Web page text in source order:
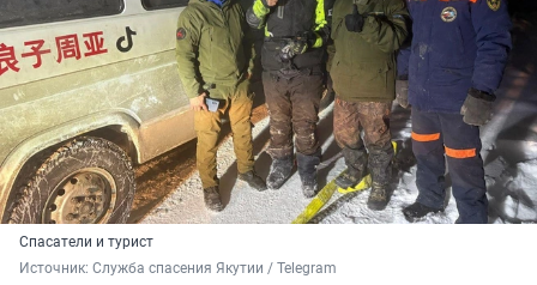
Спасатели и турист
Источник: Служба спасения Якутии / Telegram